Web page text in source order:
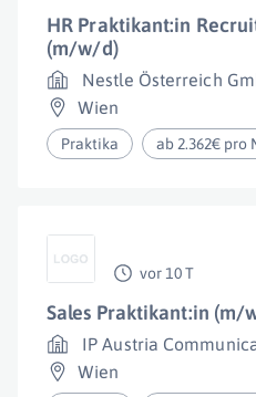
HR Praktikant:in
(m/w/d)
Nestle Österreich
Wien
Praktika ab 2.362€ pro
vor 10 T
Sales Praktikant:in (m/
IP Austria
Wien